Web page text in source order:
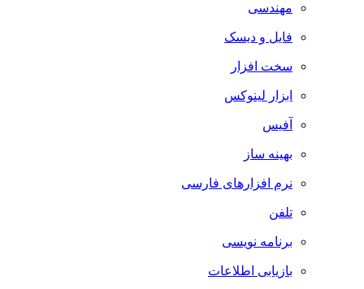
مهندسی
فایل و دیسک
سخت افزار
ابزار لینوکس
آفیس
بهینه ساز
نرم افزارهای فارسی
تلفن
برنامه نویسی
بازیابی اطلاعات